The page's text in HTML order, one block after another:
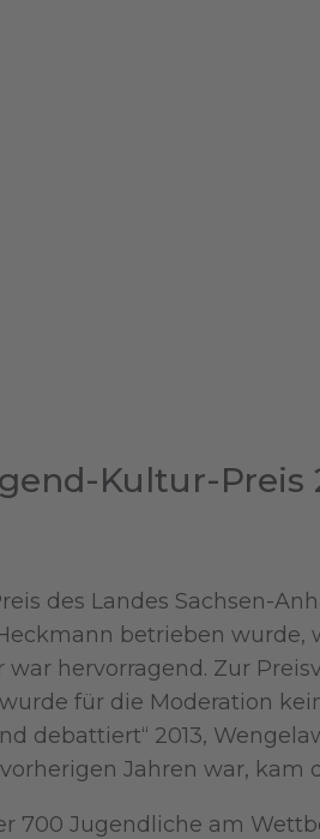
Kultur-Preis
des Landes Sachsen-
betrieben
hervorragend. Zur
für die Moderation
debattiert“ 2013,
Jahren war,
700 Jugendliche am